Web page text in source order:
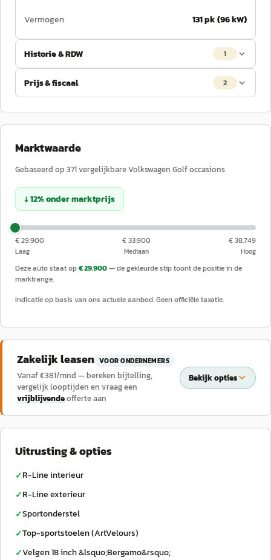
Vermogen 131 pk (96 kW)
Historie & RDW 1
Prijs & fiscaal 2
Marktwaarde
Gebaseerd op 371vergelijkbareVolkswagen Golfoccasions
↓12%ondermarktprijs
€ 29.900
Laag
€ 33.900
Mediaan
€ 38.749
Hoog
Deze auto staat op€ 29.900— de gekleurde stip toont de positie in de
marktrange.
Indicatie op basis van ons actuele aanbod. Geen officiële taxatie.
Zakelijk leasen VOOR ONDERNEMERS
Vanaf €381/mnd — bereken bijtelling,
vergelijk looptijden en vraag een
vrijblijvendeofferte aan
Bekijk opties
Uitrusting & opties
✓R-Line interieur
✓R-Line exterieur
✓Sportonderstel
✓Top-sportstoelen (ArtVelours)
✓Velgen 18 inch &lsquo;Bergamo&rsquo;